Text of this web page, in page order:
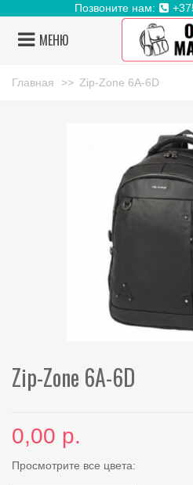
Позвоните нам:
МЕНЮ
Главная >> Zip-Zone 6A-6D
Zip-Zone 6A-6D
0,00 р.
Просмотрите все цвета: